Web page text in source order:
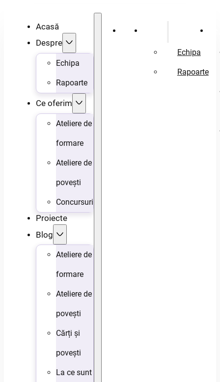
Acasă
Despre
Echipa
Rapoarte
Ce oferim
Ateliere de
formare
Ateliere de
povești
Concursuri
Proiecte
Blog
Ateliere de
formare
Ateliere de
povești
Cărți și
povești
La ce sunt
Acasă
Echipa
Rapoarte